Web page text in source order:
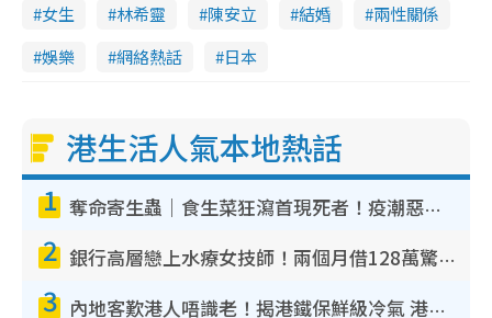
女生 林希靈 陳安立 結婚
兩性關係
娛樂
網絡熱話 日本
港生活人氣本地熱話
1 奪命寄生蟲｜食生菜狂瀉首現死者！疫潮惡化錄1.8萬宗病例 揭洗菜3大謬誤
2 銀行高層戀上水療女技師！兩個月借128萬驚覺「沉船」沉落火海 揭背後疑似邪教操控賣淫
3 內地客歎港人唔識老！揭港鐵保鮮級冷氣 港人求放過：咪投訴